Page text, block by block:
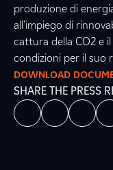
produzione di
all’impiego di
cattura della CO2 e
condizioni per il suo
DOWNLOAD
SHARE THE PRESS